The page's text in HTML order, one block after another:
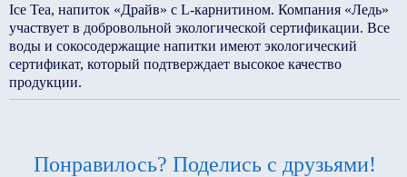
Ice Tea, напиток «Драйв» с L-карнитином. Компания «Ледь»
участвует в добровольной экологической сертификации. Все
воды и сокосодержащие напитки имеют экологический
сертификат, который подтверждает высокое качество
продукции.
Понравилось? Поделись с друзьями!